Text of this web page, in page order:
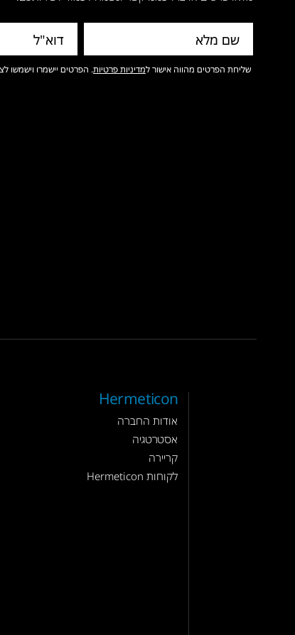
שליחת הפרטים מהווה אישור למדיניות פרטיות. הפרטים יישמרו וישמשו
Hermeticon
אודות החברה
אסטרטגיה
קריירה
לקוחות Hermeticon